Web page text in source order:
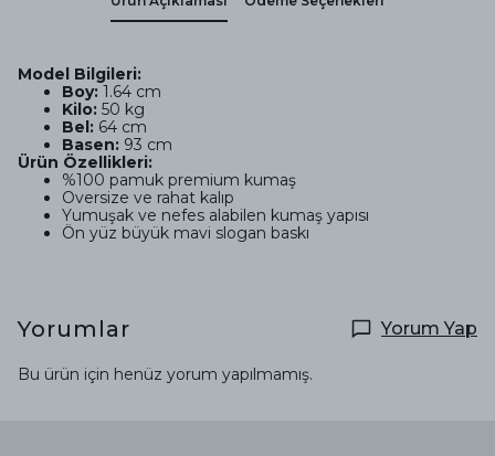
Model Bilgileri:
Boy: 1.64 cm
Kilo: 50 kg
Bel: 64 cm
Basen: 93 cm
Ürün Özellikleri:
%100 pamuk premium kumaş
Oversize ve rahat kalıp
Yumuşak ve nefes alabilen kumaş yapısı
Ön yüz büyük mavi slogan baskı
Yorumlar Yorum Yap
Bu ürün için henüz yorum yapılmamış.